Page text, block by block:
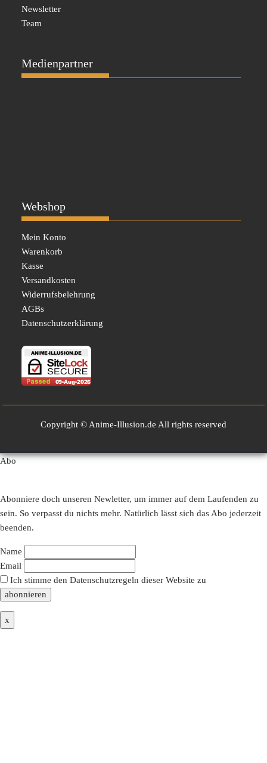
Newsletter
Team
Medienpartner
Webshop
Mein Konto
Warenkorb
Kasse
Versandkosten
Widerrufsbelehrung
AGBs
Datenschutzerklärung
Copyright © Anime-Illusion.de All rights reserved
Abo
Abonniere doch unseren Newletter, um immer auf dem Laufenden zu
sein. So verpasst du nichts mehr. Natürlich lässt sich das Abo jederzeit
beenden.
Name
Email
Ich stimme den Datenschutzregeln dieser Website zu
x